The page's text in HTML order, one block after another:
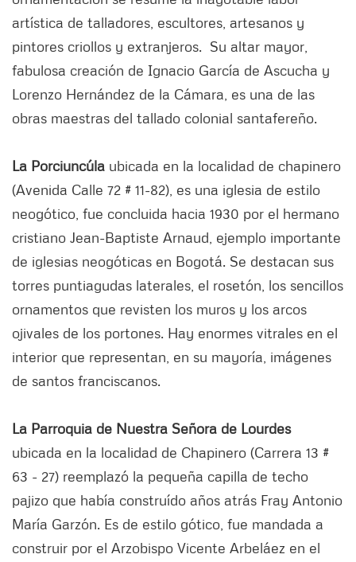
artística de talladores, escultores, artesanos y
pintores criollos y extranjeros. Su altar mayor,
fabulosa creación de Ignacio García de Ascucha y
Lorenzo Hernández de la Cámara, es una de las
obras maestras del tallado colonial santafereño.
La Porciuncúla ubicada en la localidad de chapinero
(Avenida Calle 72 # 11-82), es una iglesia de estilo
neogótico, fue concluida hacia 1930 por el hermano
cristiano Jean-Baptiste Arnaud, ejemplo importante
de iglesias neogóticas en Bogotá. Se destacan sus
torres puntiagudas laterales, el rosetón, los sencillos
ornamentos que revisten los muros y los arcos
ojivales de los portones. Hay enormes vitrales en el
interior que representan, en su mayoría, imágenes
de santos franciscanos.
La Parroquia de Nuestra Señora de Lourdes
ubicada en la localidad de Chapinero (Carrera 13 #
63 - 27) reemplazó la pequeña capilla de techo
pajizo que había construído años atrás Fray Antonio
María Garzón. Es de estilo gótico, fue mandada a
construir por el Arzobispo Vicente Arbeláez en el